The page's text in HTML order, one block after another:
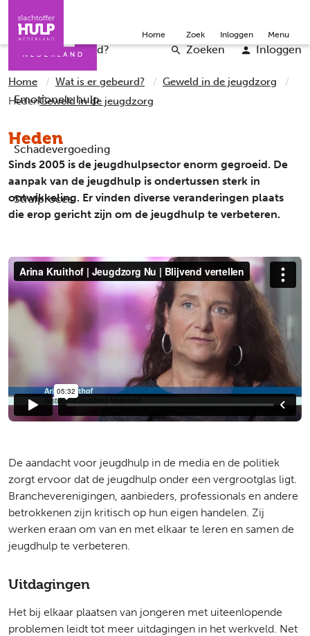
Iemand helpen Word vrijwilliger English
Wat is er gebeurd?
Emotionele hulp
Schadevergoeding
Strafproces
Zoeken Inloggen
Home Zoek Inloggen Menu
Home Wat is er gebeurd?
Geweld in de jeugdzorg
HedenGeweld in de jeugdzorg
Heden
Sinds 2005 is de jeugdhulpsector enorm gegroeid. De
aanpak van de jeugdhulp is ondertussen sterk in
ontwikkeling. Er vinden diverse veranderingen plaats
die erop gericht zijn om de jeugdhulp te verbeteren.
De aandacht voor jeugdhulp in de media en de politiek
zorgt ervoor dat de jeugdhulp onder een vergrootglas ligt.
Brancheverenigingen, aanbieders, professionals en andere
betrokkenen zijn kritisch op hun eigen handelen. Zij
werken eraan om van en met elkaar te leren en samen de
jeugdhulp te verbeteren.
Uitdagingen
Het bij elkaar plaatsen van jongeren met uiteenlopende
problemen leidt tot meer uitdagingen in het werkveld. Net